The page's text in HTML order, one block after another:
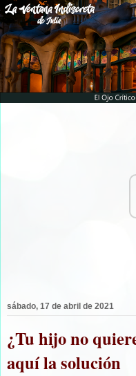
sábado, 17 de abril de 2021
¿Tu hijo no
aquí la solución